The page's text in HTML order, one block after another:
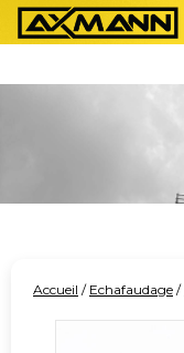
Accueil / Echafaudage /